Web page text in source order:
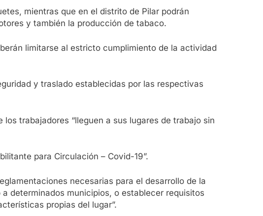
mientras que en el distrito de Pilar podrán
y también la producción de tabaco.
limitarse al estricto cumplimiento de la actividad
y traslado establecidas por las respectivas
trabajadores “lleguen a sus lugares de trabajo sin
para Circulación – Covid-19”.
necesarias para el desarrollo de la
determinados municipios, o establecer requisitos
propias del lugar”.